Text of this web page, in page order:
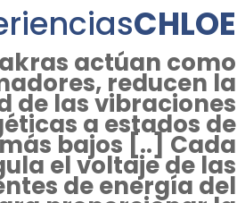
CHLOE
actúan como
reducen la
de las vibraciones
a estados de
bajos [..] Cada
el voltaje de las
de energía del